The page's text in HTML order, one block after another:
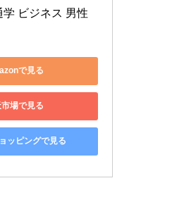
学 ビジネス 男性
で見る
場で見る
ッピングで見る